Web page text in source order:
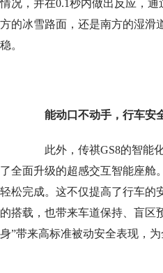
情况，并在0.1秒内做出反应，
方的冰雪路面，还是南方的湿滑
稳。
能动口不动手，行车安
此外，传祺GS8的智能化
了全面升级的超感交互智能座舱
轻松完成。这不仅提高了行车的
的搭载，也带来车道保持、盲区
身”带来高标准被动安全表现，